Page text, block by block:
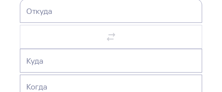
Откуда
Куда
Когда